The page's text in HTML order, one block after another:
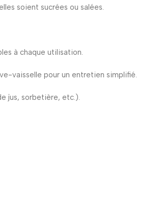
soient sucrées ou salées.
à chaque utilisation.
vaisselle pour un entretien simplifié.
jus, sorbetière, etc.).